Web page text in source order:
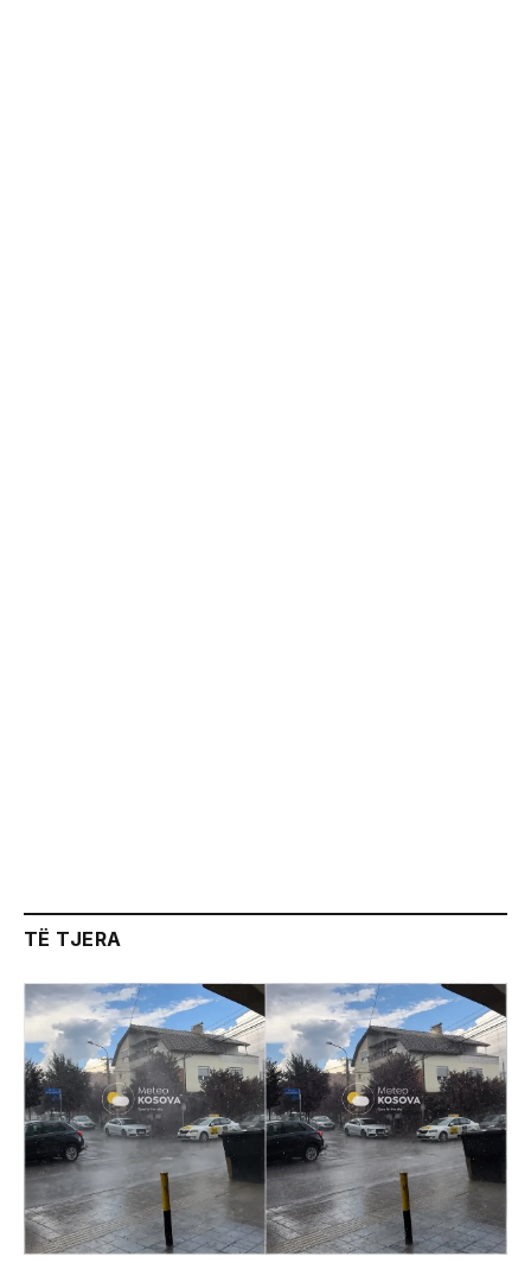
TË TJERA